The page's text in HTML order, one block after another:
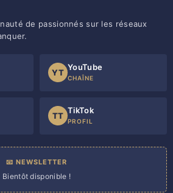
de passionnés sur les réseaux
YT
YouTube
CHAÎNE
TT
TikTok
PROFIL
📧 NEWSLETTER
Bientôt disponible !